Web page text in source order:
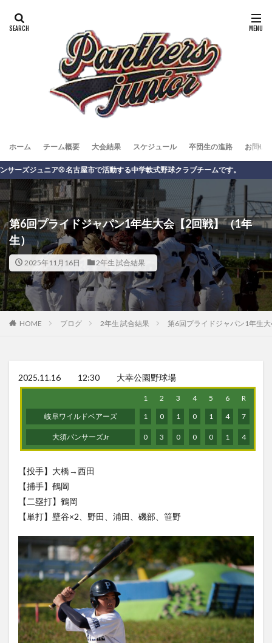
ホーム チーム概要 大会結果 スケジュール 卒団生の進路 お問い
ニア⚾️ 名古屋市で活動する中学軟式野球クラブチームです。
第6回プライドジャパン1年生大会【2回戦】（1年
生）
2025年11月16日 2年生 試合結果
HOME ブログ 2年生 試合結果 第6回プライドジャパン1年生
2025.11.16 12:30 大幸公園野球場
1 2 3 4 5 6
R
岐阜ワイルドベアーズ
1 0 1 0 1 4 7
大須パンサーズJr 0 3 0 0 0 1 4
【投手】大橋→西田
【捕手】鶴岡
【二塁打】鶴岡
【単打】壁谷×2、野田、浦田、磯部、笹野